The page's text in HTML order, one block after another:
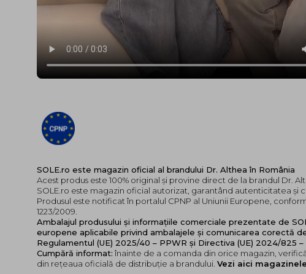
SOLE.ro este magazin oficial al brandului Dr. Althea în România
Acest produs este 100% original și provine direct de la brandul Dr.
SOLE.ro este magazin oficial autorizat, garantând autenticitatea și
Produsul este notificat în portalul CPNP al Uniunii Europene,
1223/2009.
Ambalajul produsului și informațiile comerciale prezentate de
europene aplicabile privind ambalajele și comunicarea corectă
Regulamentul (UE) 2025/40 – PPWR și Directiva (UE) 2024/825 –
Cumpără informat: înainte de a comanda din orice magazin,
din rețeaua oficială de distribuție a brandului. Vezi aici